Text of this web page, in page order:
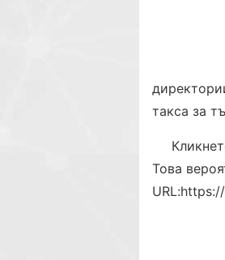
такса за
Това
URL: